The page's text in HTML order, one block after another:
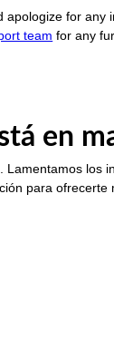
apologize for any
team for any
en
Lamentamos los
para ofrecerte